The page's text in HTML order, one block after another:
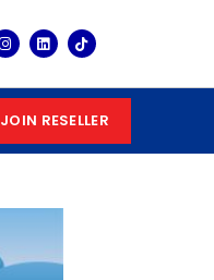
JOIN RESELLER